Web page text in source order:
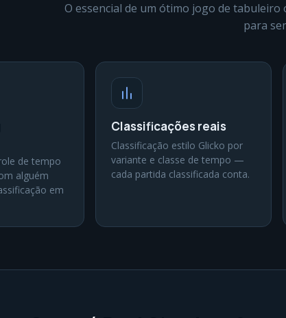
O essencial de um ótimo jogo de
para
de tempo
alguém
em
Classificações reais
Classificação estilo Glicko por
variante e classe de tempo —
cada partida classificada conta.